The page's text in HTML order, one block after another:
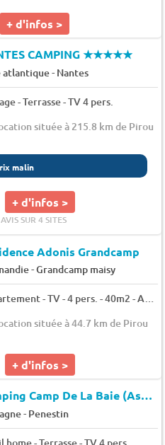
+ d'infos >
CAMPING★★★★★
atlantique- Nantes
- Terrasse - TV 4 pers.
située à 215.8 km de Pirou
malin
+ d'infos >
SUR 4 SITES
Adonis Grandcamp
-Grandcamp maisy
Appartement - TV - 4 pers. - 40m2 - Animaux admis
située à 44.7 km de Pirou
+ d'infos >
Camping Camp De La Baie (Assérac à 4 km)
- Penestin